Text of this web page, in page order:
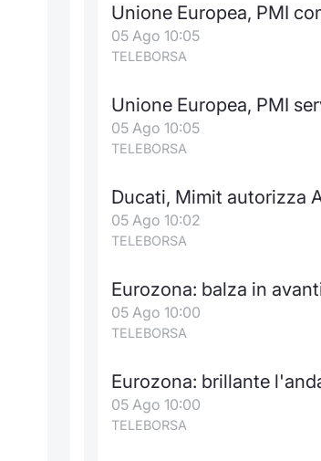
Unione Europea, PMI
05 Ago 10:05
TELEBORSA
Unione Europea, PMI
05 Ago 10:05
TELEBORSA
Ducati, Mimit autorizza
05 Ago 10:02
TELEBORSA
Eurozona: balza in
05 Ago 10:00
TELEBORSA
Eurozona: brillante
05 Ago 10:00
TELEBORSA